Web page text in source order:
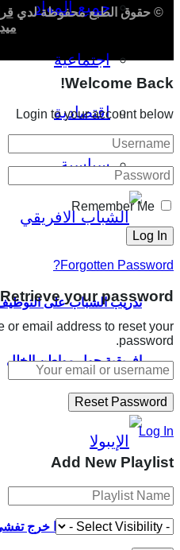
جميع المواد
اجتماعية
اقتصادية
سياسية
تدريب الشباب على
إفريقية حول مواطن الخلل
في 7 نقاط.. لماذا خرج تفشي وباء إيبولا عن السيطرة؟
© حقوق الطبع محفوظة لدي
Welcome Back!
Login to your account below
Remember Me
Forgotten Password?
Retrieve your password
or email address to reset your
password.
Log In
Add New Playlist